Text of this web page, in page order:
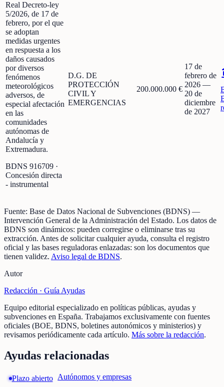
Real Decreto-ley
5/2026, de 17 de
febrero, por el que
se adoptan
medidas urgentes
en respuesta a los
daños causados
por diversos
fenómenos
meteorológicos
adversos, de
especial afectación
en las
comunidades
autónomas de
Andalucía y
Extremadura.
BDNS 916709 ·
Concesión directa
- instrumental
D.G. DE
PROTECCIÓN
CIVIL Y
EMERGENCIAS
200.000.000 €
17 de
febrero de
2026 —
20 de
diciembre
de 2027
Fuente: Base de Datos Nacional de Subvenciones (BDNS) —
Intervención General de la Administración del Estado. Los datos de
BDNS son dinámicos: pueden corregirse o eliminarse tras su
extracción. Antes de solicitar cualquier ayuda, consulta el registro
oficial y las bases reguladoras enlazadas: son los documentos que
tienen validez. Aviso legal de BDNS.
Autor
Redacción · Guía Ayudas
Equipo editorial especializado en políticas públicas, ayudas y
subvenciones en España. Trabajamos exclusivamente con fuentes
oficiales (BOE, BDNS, boletines autonómicos y ministerios) y
revisamos periódicamente cada artículo. Más sobre la redacción.
Ayudas relacionadas
Plazo abierto Autónomos y empresas